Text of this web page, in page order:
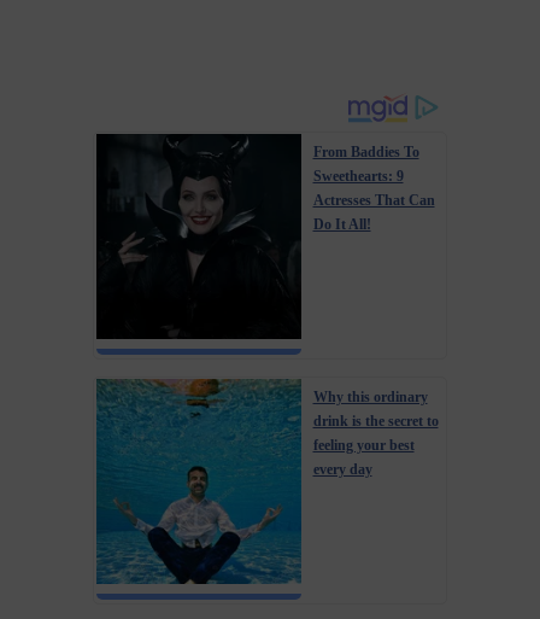
From Baddies To
Sweethearts: 9
Actresses That Can
Do It All!
Why this ordinary
drink is the secret to
feeling your best
every day